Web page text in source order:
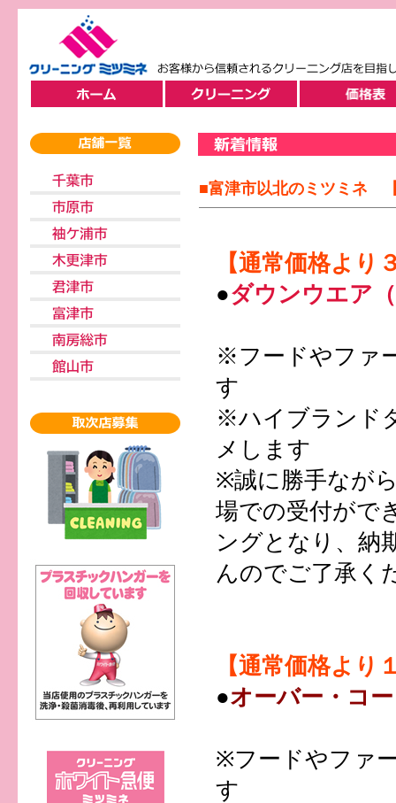
■富津市以北のミツミネ
【通常価格より
●ダウンウエア
※フードやファ
す
※ハイブランド
メします
※誠に勝手なが
場での受付がで
ングとなり、納
んのでご了承く
【通常価格より
●オーバー・コ
※フードやファ
す